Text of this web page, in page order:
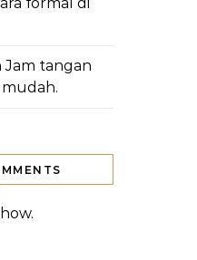
Jam tangan